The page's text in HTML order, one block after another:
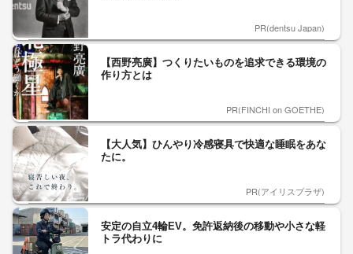
PR(dentsu Japan)
【西野亮廣】つくりたいものを追求できる環境の
作り方とは
PR(FINCHI on GOETHE)
【大人気】ひんやり冷感寝具で快適な睡眠をあな
たに。
PR(アイリスプラザ)
安定の自立4輪EV。免許返納後の移動や小さな軽
トラ代わりに